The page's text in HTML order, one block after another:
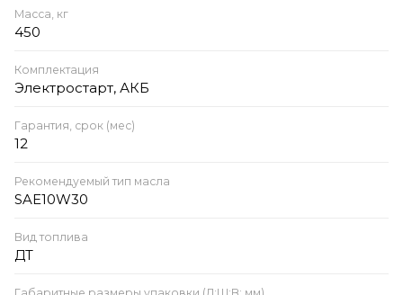
Масса, кг
450
Комплектация
Электростарт, АКБ
Гарантия, срок (мес)
12
Рекомендуемый тип масла
SAE10W30
Вид топлива
ДТ